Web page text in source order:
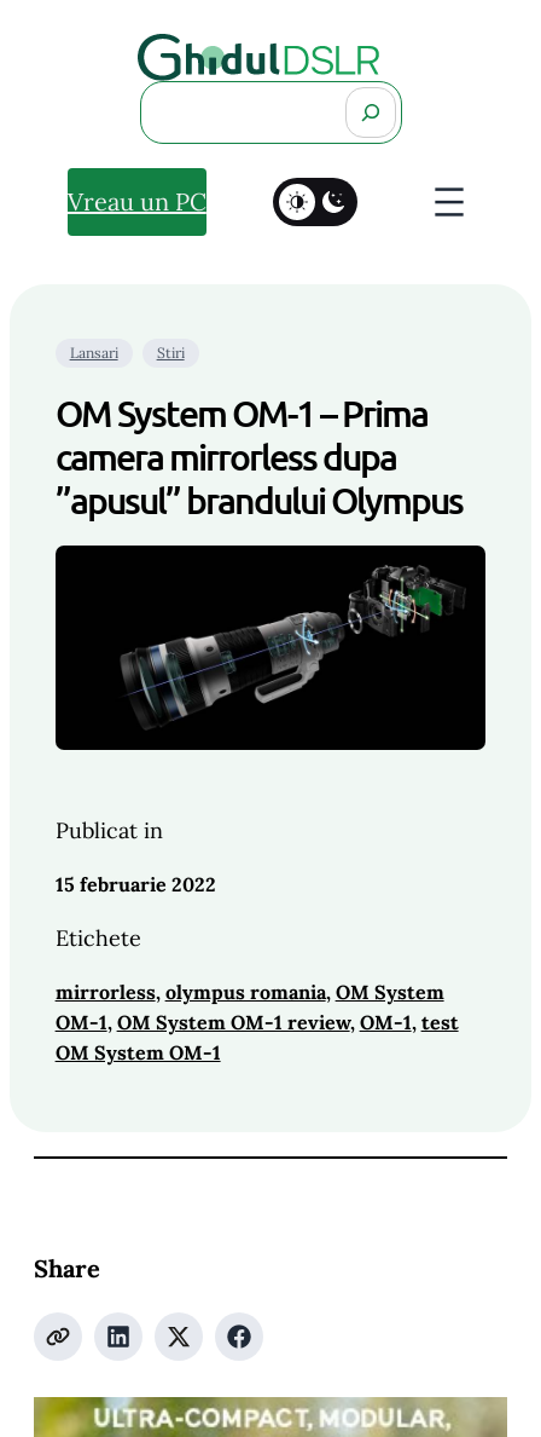
Search
Vreau un PC
Lansari Stiri
OM System OM-1 – Prima
camera mirrorless dupa
”apusul” brandului Olympus
Publicat in
15 februarie 2022
Etichete
mirrorless, olympus romania, OM System
OM-1, OM System OM-1 review, OM-1, test
OM System OM-1
Share